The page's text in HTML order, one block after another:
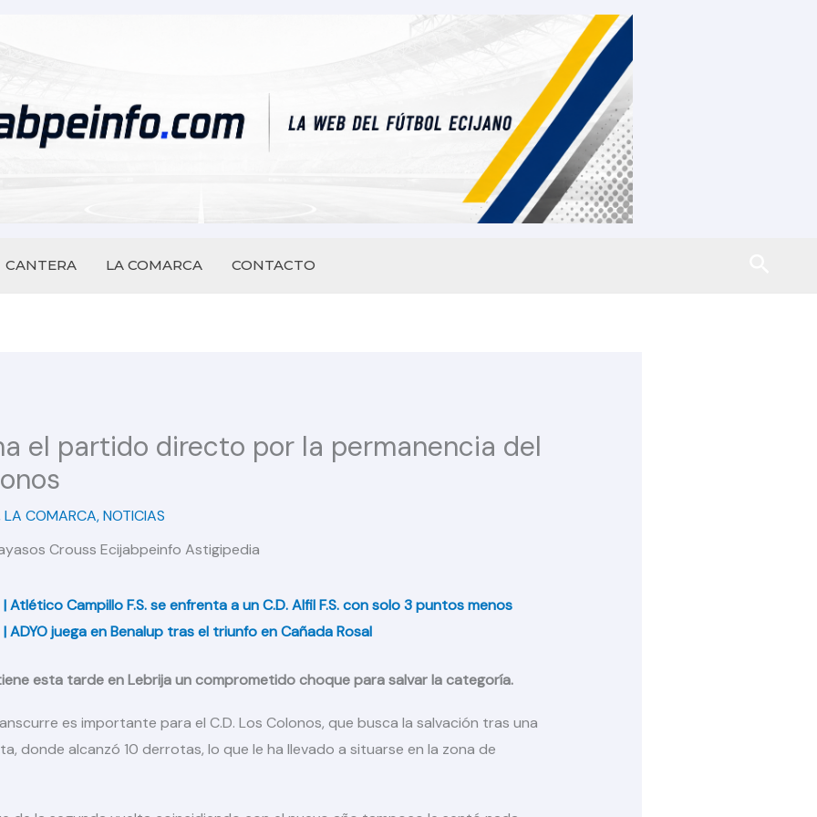
CANTERA LA COMARCA CONTACTO
el partido directo por la permanencia del
LA COMARCA,NOTICIAS
| Atlético Campillo F.S. se enfrenta a un C.D. Alfil F.S. con solo 3 puntos menos
| ADYO juega en Benalup tras el triunfo en Cañada Rosal
esta tarde en Lebrija un comprometido choque para salvar la categoría.
es importante para el C.D. Los Colonos, que busca la salvación tras una
donde alcanzó 10 derrotas, lo que le ha llevado a situarse en la zona de